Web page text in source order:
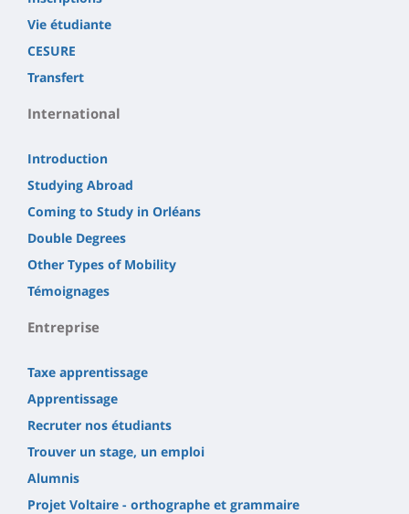
Vie étudiante
CESURE
Transfert
International
Introduction
Studying Abroad
Coming to Study in Orléans
Double Degrees
Other Types of Mobility
Témoignages
Entreprise
Taxe apprentissage
Apprentissage
Recruter nos étudiants
Trouver un stage, un emploi
Alumnis
Projet Voltaire - orthographe et grammaire